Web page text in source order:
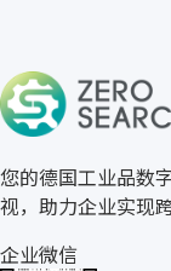
关于零搜
您的德国工业品数
视，助力企业实现
企业微信